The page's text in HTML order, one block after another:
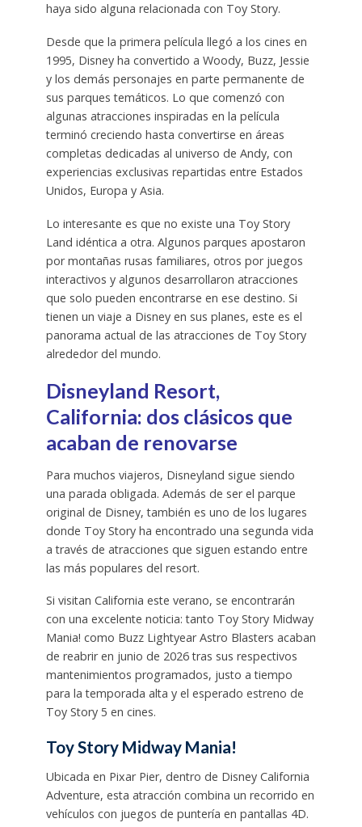
haya sido alguna relacionada con Toy Story.
Desde que la primera película llegó a los cines en
1995, Disney ha convertido a Woody, Buzz, Jessie
y los demás personajes en parte permanente de
sus parques temáticos. Lo que comenzó con
algunas atracciones inspiradas en la película
terminó creciendo hasta convertirse en áreas
completas dedicadas al universo de Andy, con
experiencias exclusivas repartidas entre Estados
Unidos, Europa y Asia.
Lo interesante es que no existe una Toy Story
Land idéntica a otra. Algunos parques apostaron
por montañas rusas familiares, otros por juegos
interactivos y algunos desarrollaron atracciones
que solo pueden encontrarse en ese destino. Si
tienen un viaje a Disney en sus planes, este es el
panorama actual de las atracciones de Toy Story
alrededor del mundo.
Disneyland Resort,
California: dos clásicos que
acaban de renovarse
Para muchos viajeros, Disneyland sigue siendo
una parada obligada. Además de ser el parque
original de Disney, también es uno de los lugares
donde Toy Story ha encontrado una segunda vida
a través de atracciones que siguen estando entre
las más populares del resort.
Si visitan California este verano, se encontrarán
con una excelente noticia: tanto Toy Story Midway
Mania! como Buzz Lightyear Astro Blasters acaban
de reabrir en junio de 2026 tras sus respectivos
mantenimientos programados, justo a tiempo
para la temporada alta y el esperado estreno de
Toy Story 5 en cines.
Toy Story Midway Mania!
Ubicada en Pixar Pier, dentro de Disney California
Adventure, esta atracción combina un recorrido en
vehículos con juegos de puntería en pantallas 4D.